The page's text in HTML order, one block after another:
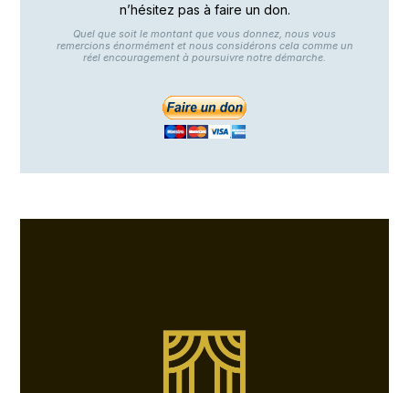
n’hésitez pas à faire un don.
Quel que soit le montant que vous donnez, nous vous
remercions énormément et nous considérons cela comme un
réel encouragement à poursuivre notre démarche.